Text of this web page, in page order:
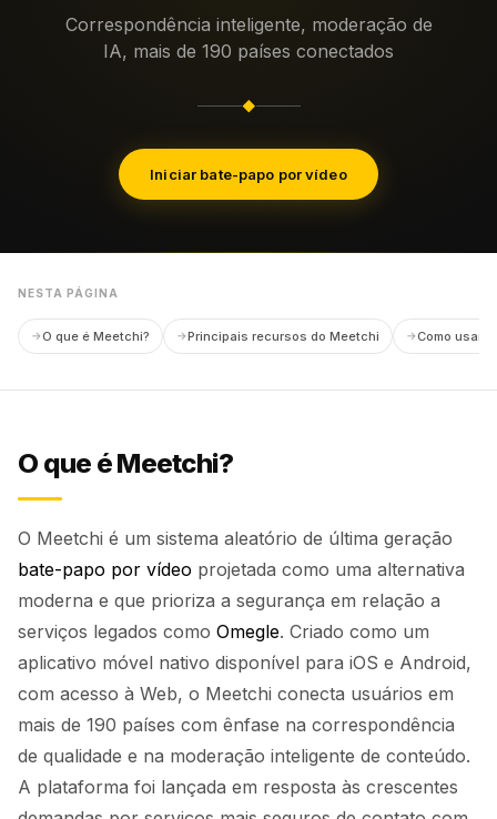
Correspondência inteligente, moderação de
IA, mais de 190 países conectados
◆
Iniciar bate-papo por vídeo
NESTA PÁGINA
O que é Meetchi? Principais recursos do Meetchi Como usar
O que é Meetchi?
O Meetchi é um sistema aleatório de última geração
bate-papo por vídeo projetada como uma alternativa
moderna e que prioriza a segurança em relação a
serviços legados como Omegle. Criado como um
aplicativo móvel nativo disponível para iOS e Android,
com acesso à Web, o Meetchi conecta usuários em
mais de 190 países com ênfase na correspondência
de qualidade e na moderação inteligente de conteúdo.
A plataforma foi lançada em resposta às crescentes